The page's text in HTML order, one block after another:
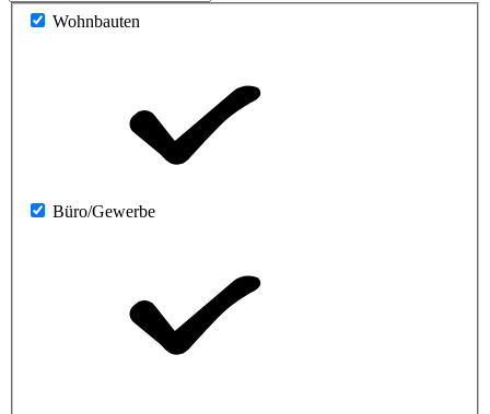
Wohnbauten
Büro/Gewerbe